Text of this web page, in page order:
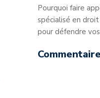
Pourquoi faire
spécialisé en
pour défendre